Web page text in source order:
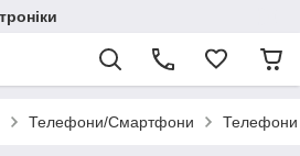
Телефони/Смартфони